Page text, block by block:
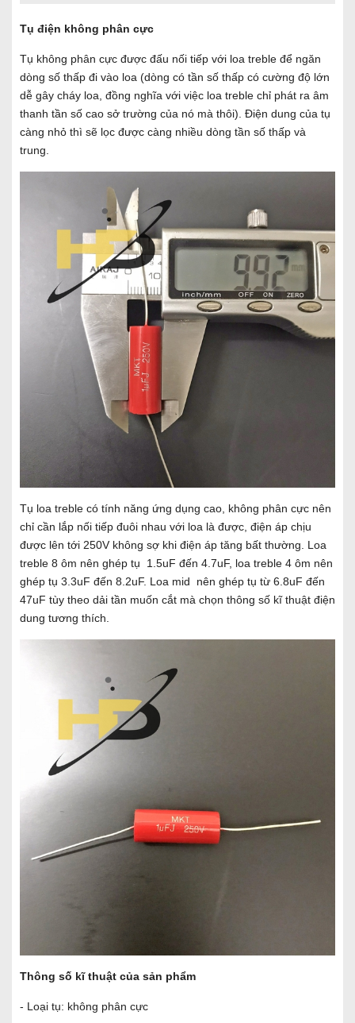
Tụ điện không phân cực
Tụ không phân cực được đấu nối tiếp với loa treble để ngăn
dòng số thấp đi vào loa (dòng có tần số thấp có cường độ lớn
dễ gây cháy loa, đồng nghĩa với việc loa treble chỉ phát ra âm
thanh tần số cao sở trường của nó mà thôi). Điện dung của tụ
càng nhỏ thì sẽ lọc được càng nhiều dòng tần số thấp và
trung.
Tụ loa treble có tính năng ứng dụng cao, không phân cực nên
chỉ cần lắp nối tiếp đuôi nhau với loa là được, điện áp chịu
được lên tới 250V không sợ khi điện áp tăng bất thường. Loa
treble 8 ôm nên ghép tụ 1.5uF đến 4.7uF, loa treble 4 ôm nên
ghép tụ 3.3uF đến 8.2uF. Loa mid nên ghép tụ từ 6.8uF đến
47uF tùy theo dải tần muốn cắt mà chọn thông số kĩ thuật điện
dung tương thích.
Thông số kĩ thuật của sản phẩm
- Loại tụ: không phân cực